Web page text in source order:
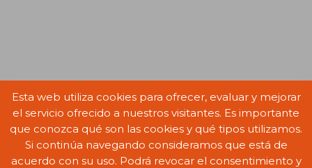
Copyright © 2021 Colegio Oficial de Agentes Comerciales de las Islas
Baleares | Desarrollado por:JPG Serveis
Esta web utiliza cookies para ofrecer, evaluar y mejorar
el servicio ofrecido a nuestros visitantes. Es importante
que conozca qué son las cookies y qué tipos utilizamos.
Si continúa navegando consideramos que está de
acuerdo con su uso. Podrá revocar el consentimiento y